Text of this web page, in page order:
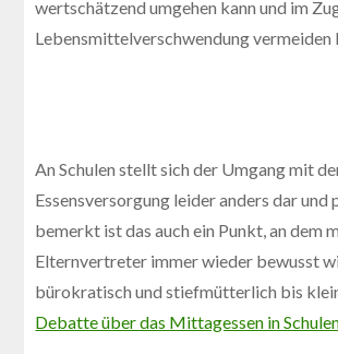
wertschätzend umgehen kann und im
Lebensmittelverschwendung vermeiden
An Schulen stellt sich der Umgang mit
Essensversorgung leider anders dar und
bemerkt ist das auch ein Punkt, an dem
Elternvertreter immer wieder bewusst
bürokratisch und stiefmütterlich bis
Debatte über das Mittagessen in